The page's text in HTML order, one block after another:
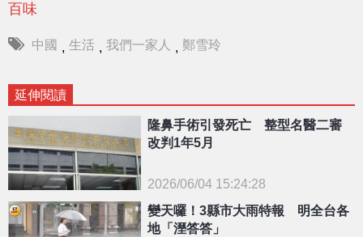
百味
中國 , 生活 , 我們一家人 , 鄭雪玲
延伸閱讀
{PLAYICON}
隆鼻手術引發死亡 整型名醫二審
改判1年5月
2026/06/04 15:24:28
變天囉！3縣市大雨特報 明全台各
地「溼答答」